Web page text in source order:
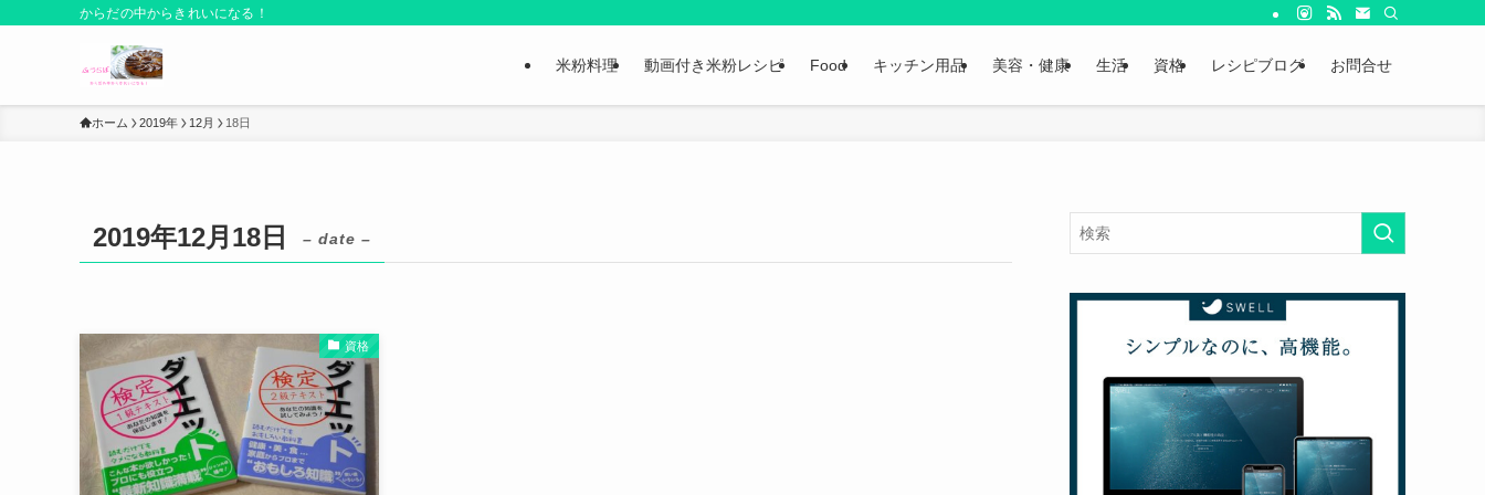
からだの中からきれいになる！
米粉料理 動画付き米粉レシピ Food キッチン用品 美容・健康 生活 資格 レシピブログ お問合せ
ホーム 2019年 12月 18日
2019年12月18日 – date –
資格